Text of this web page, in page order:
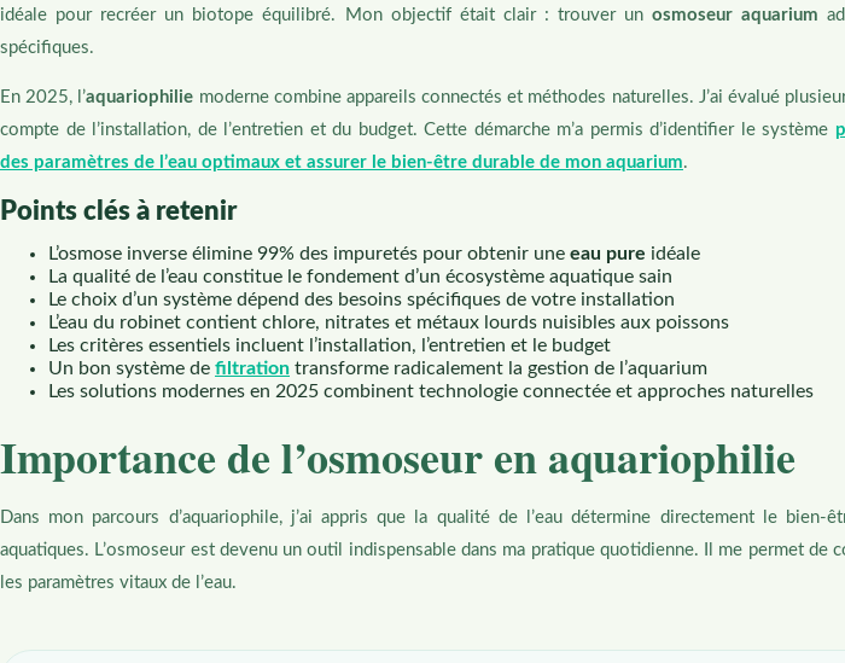
idéale pour recréer un biotope équilibré. Mon objectif était clair : trouver unosmoseur aquarium
spécifiques.
En 2025, l’aquariophilie moderne combine appareils connectés et méthodes naturelles. J’ai évalué
compte de l’installation, de l’entretien et du budget. Cette démarche m’a permis d’identifier le système
des paramètres de l’eau optimaux et assurer le bien-être durable de mon aquarium.
Points clés à retenir
L’osmose inverse élimine 99% des impuretés pour obtenir une eau pure idéale
La qualité de l’eau constitue le fondement d’un écosystème aquatique sain
Le choix d’un système dépend des besoins spécifiques de votre installation
L’eau du robinet contient chlore, nitrates et métaux lourds nuisibles aux poissons
Les critères essentiels incluent l’installation, l’entretien et le budget
Un bon système de filtration transforme radicalement la gestion de l’aquarium
Les solutions modernes en 2025 combinent technologie connectée et approches naturelles
Importance de l’osmoseur en aquariophilie
Dans mon parcours d’aquariophile, j’ai appris que la qualité de l’eau détermine directement le bien-
aquatiques. L’osmoseur est devenu un outil indispensable dans ma pratique quotidienne. Il me permet de
les paramètres vitaux de l’eau.